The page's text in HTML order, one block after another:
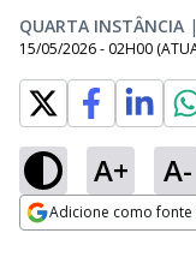
QUARTA INSTÂNCIA |
15/05/2026 - 02H00
A+ A-
Adicione como